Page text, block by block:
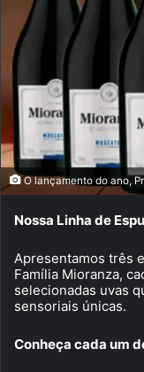
O lançamento do ano,
Nossa Linha de
Apresentamos três
Família Mioranza,
selecionadas uvas
sensoriais únicas.
Conheça cada um